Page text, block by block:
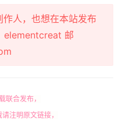
人，也想在本站发布
elementcreat 邮
联合发布，
注明原文链接，